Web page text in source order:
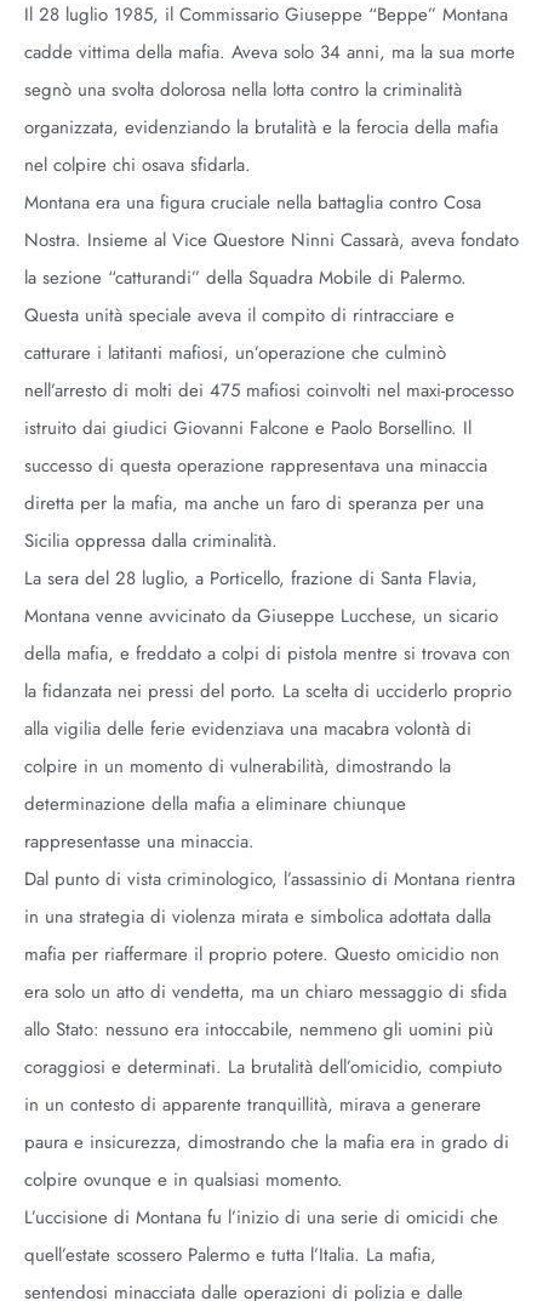
Il 28 luglio 1985, il Commissario Giuseppe “Beppe” Montana
cadde vittima della mafia. Aveva solo 34 anni, ma la sua morte
segnò una svolta dolorosa nella lotta contro la criminalità
organizzata, evidenziando la brutalità e la ferocia della mafia
nel colpire chi osava sfidarla.
Montana era una figura cruciale nella battaglia contro Cosa
Nostra. Insieme al Vice Questore Ninni Cassarà, aveva fondato
la sezione “catturandi” della Squadra Mobile di Palermo.
Questa unità speciale aveva il compito di rintracciare e
catturare i latitanti mafiosi, un’operazione che culminò
nell’arresto di molti dei 475 mafiosi coinvolti nel maxi-processo
istruito dai giudici Giovanni Falcone e Paolo Borsellino. Il
successo di questa operazione rappresentava una minaccia
diretta per la mafia, ma anche un faro di speranza per una
Sicilia oppressa dalla criminalità.
La sera del 28 luglio, a Porticello, frazione di Santa Flavia,
Montana venne avvicinato da Giuseppe Lucchese, un sicario
della mafia, e freddato a colpi di pistola mentre si trovava con
la fidanzata nei pressi del porto. La scelta di ucciderlo proprio
alla vigilia delle ferie evidenziava una macabra volontà di
colpire in un momento di vulnerabilità, dimostrando la
determinazione della mafia a eliminare chiunque
rappresentasse una minaccia.
Dal punto di vista criminologico, l’assassinio di Montana rientra
in una strategia di violenza mirata e simbolica adottata dalla
mafia per riaffermare il proprio potere. Questo omicidio non
era solo un atto di vendetta, ma un chiaro messaggio di sfida
allo Stato: nessuno era intoccabile, nemmeno gli uomini più
coraggiosi e determinati. La brutalità dell’omicidio, compiuto
in un contesto di apparente tranquillità, mirava a generare
paura e insicurezza, dimostrando che la mafia era in grado di
colpire ovunque e in qualsiasi momento.
L’uccisione di Montana fu l’inizio di una serie di omicidi che
quell’estate scossero Palermo e tutta l’Italia. La mafia,
sentendosi minacciata dalle operazioni di polizia e dalle